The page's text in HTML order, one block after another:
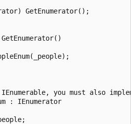
GetEnumerator();
you must also
: IEnumerator